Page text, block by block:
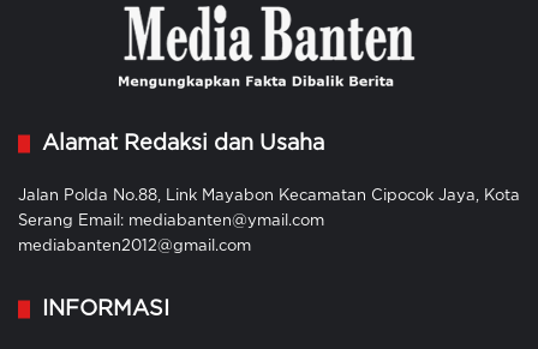
Alamat Redaksi dan Usaha
Jalan Polda No.88, Link Mayabon Kecamatan Cipocok Jaya, Kota
Serang Email: mediabanten@ymail.com
mediabanten2012@gmail.com
INFORMASI